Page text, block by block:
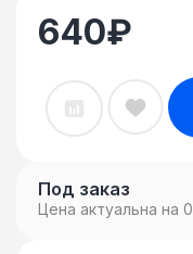
640₽
Под заказ
Цена актуальна на